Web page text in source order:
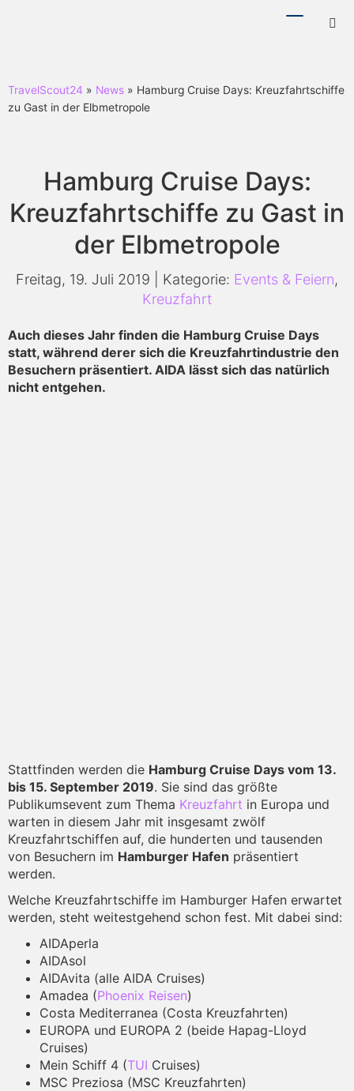
TravelScout24 » News » Hamburg Cruise Days: Kreuzfahrtschiffe
zu Gast in der Elbmetropole
Hamburg Cruise Days:
Kreuzfahrtschiffe zu Gast in
der Elbmetropole
Freitag, 19. Juli 2019 | Kategorie: Events & Feiern,
Kreuzfahrt
Auch dieses Jahr finden die Hamburg Cruise Days
statt, während derer sich die Kreuzfahrtindustrie den
Besuchern präsentiert. AIDA lässt sich das natürlich
nicht entgehen.
Stattfinden werden die Hamburg Cruise Days vom 13.
bis 15. September 2019. Sie sind das größte
Publikumsevent zum Thema Kreuzfahrt in Europa und
warten in diesem Jahr mit insgesamt zwölf
Kreuzfahrtschiffen auf, die hunderten und tausenden
von Besuchern im Hamburger Hafen präsentiert
werden.
Welche Kreuzfahrtschiffe im Hamburger Hafen erwartet
werden, steht weitestgehend schon fest. Mit dabei sind:
AIDAperla
AIDAsol
AIDAvita (alle AIDA Cruises)
Amadea (Phoenix Reisen)
Costa Mediterranea (Costa Kreuzfahrten)
EUROPA und EUROPA 2 (beide Hapag-Lloyd
Cruises)
Mein Schiff 4 (TUI Cruises)
MSC Preziosa (MSC Kreuzfahrten)